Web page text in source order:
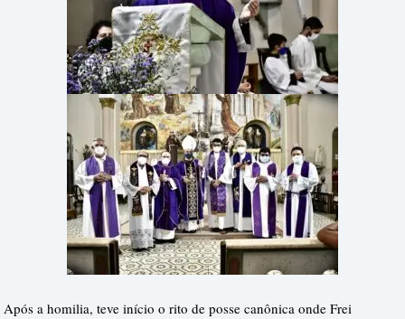
Após a homilia, teve início o rito de posse canônica onde Frei